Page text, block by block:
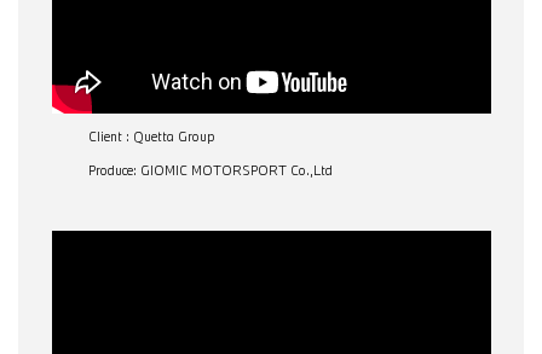
Client : Quetta Group
Produce: GIOMIC MOTORSPORT Co.,Ltd